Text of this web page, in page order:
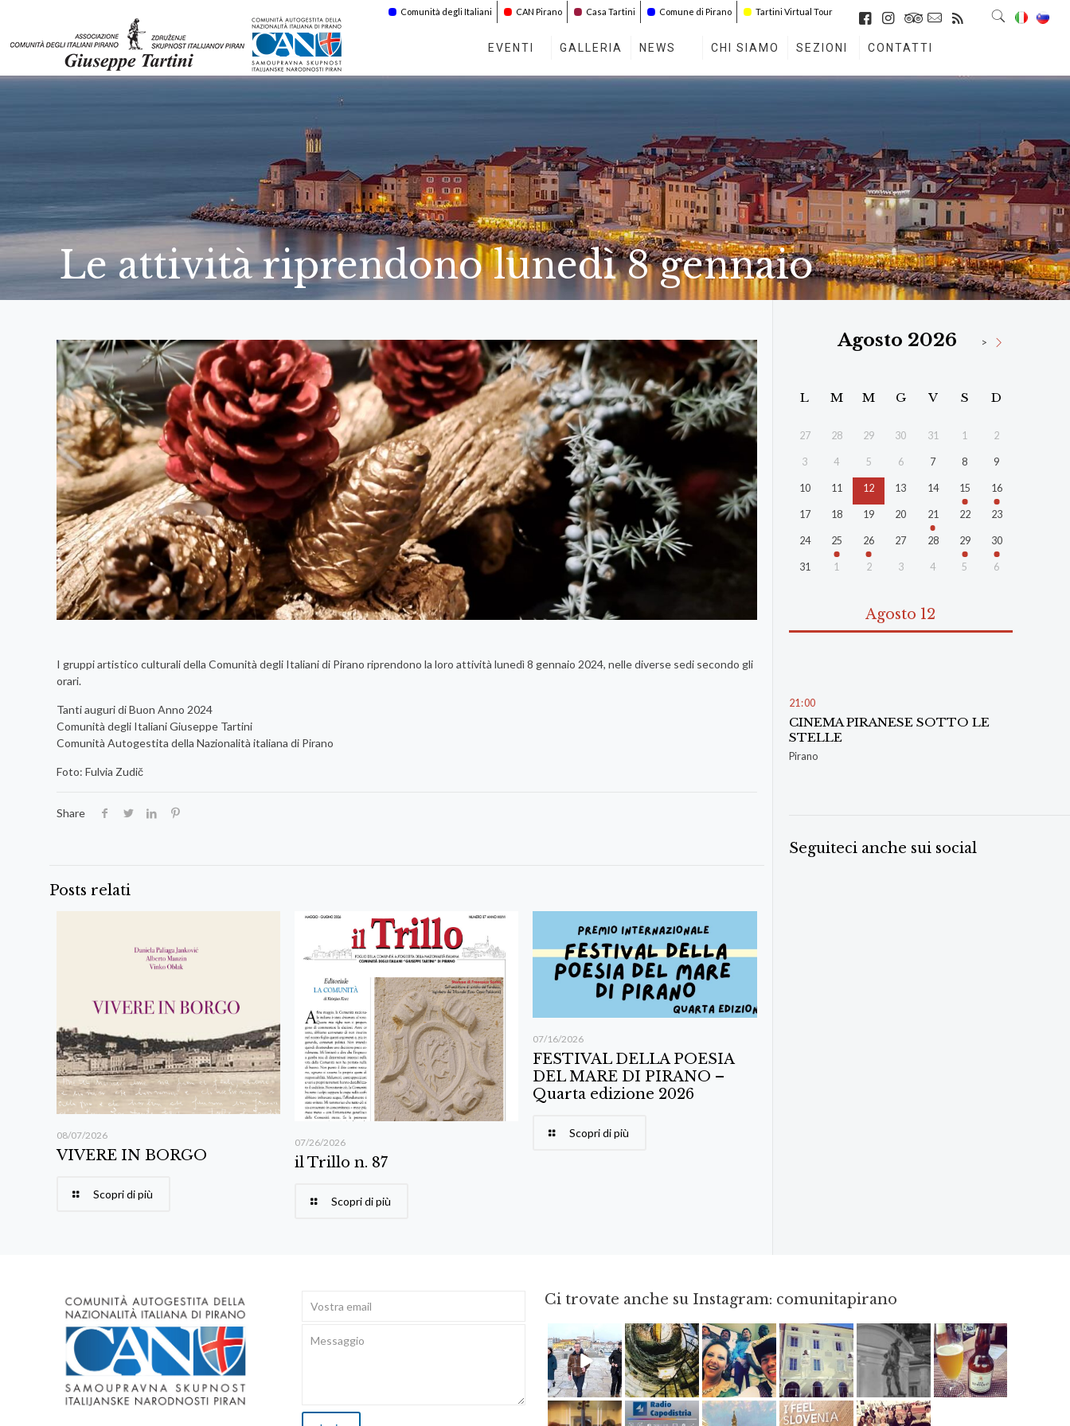
Comunità degli Italiani CAN Pirano Casa Tartini Comune di Pirano Tartini Virtual Tour
EVENTI GALLERIA NEWS CHI SIAMO SEZIONI CONTATTI
Le attività riprendono lunedì 8 gennaio
I gruppi artistico culturali della Comunità degli Italiani di Pirano riprendono la loro attività lunedì 8 gennaio 2024, nelle diverse sedi secondo gli
orari.
Tanti auguri di Buon Anno 2024
Comunità degli Italiani Giuseppe Tartini
Comunità Autogestita della Nazionalità italiana di Pirano
Foto: Fulvia Zudič
Share
Posts relati
08/07/2026
VIVERE IN BORGO
Scopri di più
07/26/2026
il Trillo n. 87
Scopri di più
07/16/2026
FESTIVAL DELLA POESIA
DEL MARE DI PIRANO –
Quarta edizione 2026
Scopri di più
Agosto 2026 >
L M M G V S D
27 28 29 30 31 1 2
3 4 5 6 7 8 9
10 11 12 13 14 15 16
17 18 19 20 21 22 23
24 25 26 27 28 29 30
31 1 2 3 4 5 6
Agosto 12
21:00
CINEMA PIRANESE SOTTO LE
STELLE
Pirano
Seguiteci anche sui social
Ci trovate anche su Instagram: comunitapirano
Feb 16 Ago 3 Mag 23 Apr 3 Apr 18 Giu 3